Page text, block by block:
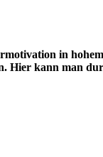
in
Hier kann man